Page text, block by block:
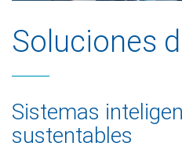
Soluciones
Sistemas
sustentables